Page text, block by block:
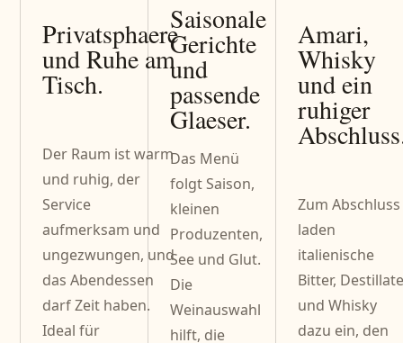
Privatsphaere
und Ruhe am
Tisch.
Der Raum ist warm
und ruhig, der
Service
aufmerksam und
ungezwungen, und
das Abendessen
darf Zeit haben.
Ideal für
Saisonale
Gerichte
und
passende
Glaeser.
Das Menü
folgt Saison,
kleinen
Produzenten,
See und Glut.
Die
Weinauswahl
hilft, die
Amari,
Whisky
und ein
ruhiger
Zum Abschluss
laden
italienische
Bitter, Destillate
und Whisky
dazu ein, den